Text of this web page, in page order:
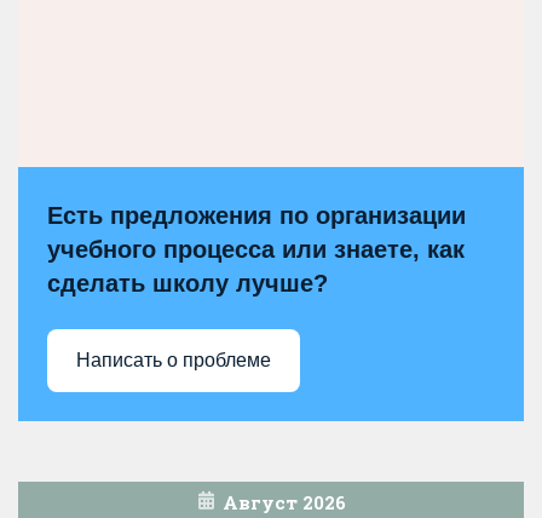
Есть предложения по организации
учебного процесса или знаете, как
сделать школу лучше?
Написать о проблеме
Август 2026